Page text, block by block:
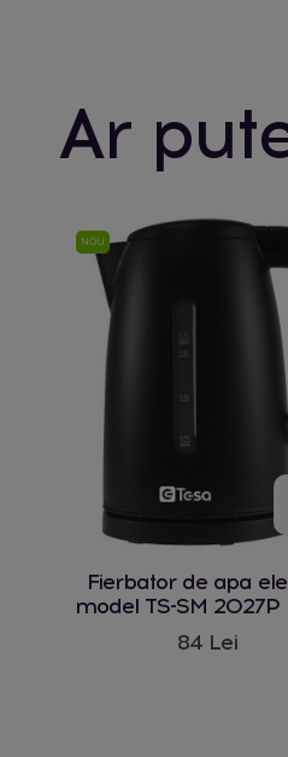
Ar
NOU
Fierbator de apa
model TS-SM 2027P
84 Lei